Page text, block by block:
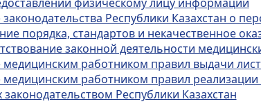
Республики Казахстан о
порядка, стандартов и некачественное
законной деятельности
работником правил выдачи
работником правил
Республики Казахстан